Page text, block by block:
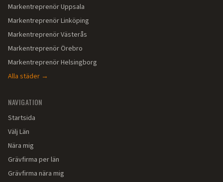
MarkentreprenörUppsala
MarkentreprenörLinköping
MarkentreprenörVästerås
MarkentreprenörÖrebro
MarkentreprenörHelsingborg
Alla städer →
NAVIGATION
Startsida
Välj Län
Nära mig
Grävfirma per län
Grävfirma nära mig